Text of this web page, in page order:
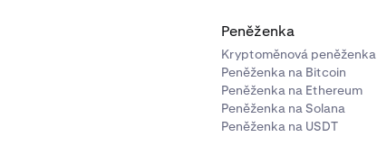
Peněženka
Kryptoměnová peněženka
Peněženka na Bitcoin
Peněženka na Ethereum
Peněženka na Solana
Peněženka na USDT